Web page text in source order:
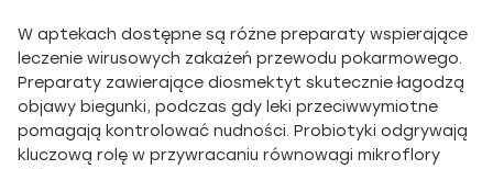
W aptekach dostępne są różne preparaty wspierające
leczenie wirusowych zakażeń przewodu pokarmowego.
Preparaty zawierające diosmektyt skutecznie łagodzą
objawy biegunki, podczas gdy leki przeciwwymiotne
pomagają kontrolować nudności. Probiotyki odgrywają
kluczową rolę w przywracaniu równowagi mikroflory